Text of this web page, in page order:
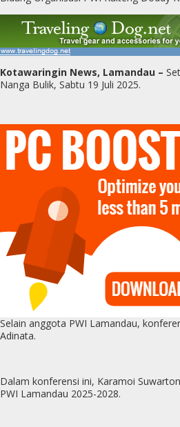
Kotawaringin News, Lamandau –
Nanga Bulik, Sabtu 19 Juli 2025.
Selain anggota PWI Lamandau,
Adinata.
Dalam konferensi ini, Karamoi
PWI Lamandau 2025-2028.